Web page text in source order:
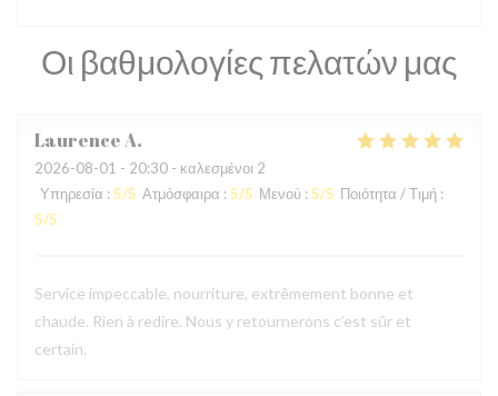
Οι βαθμολογίες πελατών μας
LaurenceA
2026-08-01 - 20:30 - καλεσμένοι 2
Υπηρεσία : 5/5 Ατμόσφαιρα : 5/5 Μενού : 5/5 Ποιότητα / Τιμή :
5/5
Service impeccable, nourriture, extrêmement bonne et
chaude. Rien à redire. Nous y retournerons c’est sûr et
certain.